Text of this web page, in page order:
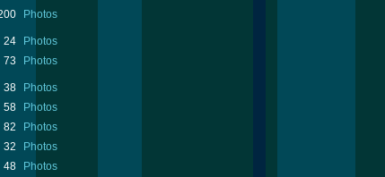
Photos
24
Photos
73 Photos
38
Photos
58
Photos
82
Photos
32
Photos
48
Photos